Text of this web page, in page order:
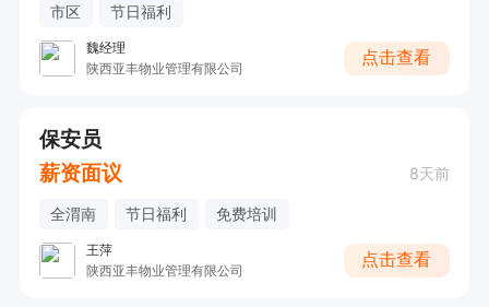
市区 节日福利
魏经理
陕西亚丰物业管理有限公司
点击查看
保安员
薪资面议
8天前
全渭南 节日福利 免费培训
王萍
陕西亚丰物业管理有限公司
点击查看